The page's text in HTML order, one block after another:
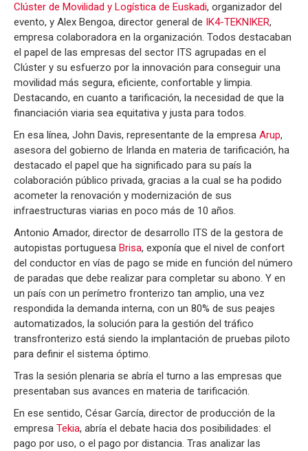
Clúster de Movilidad y Logística de Euskadi, organizador del
evento, y Alex Bengoa, director general de IK4-TEKNIKER,
empresa colaboradora en la organización. Todos destacaban
el papel de las empresas del sector ITS agrupadas en el
Clúster y su esfuerzo por la innovación para conseguir una
movilidad más segura, eficiente, confortable y limpia.
Destacando, en cuanto a tarificación, la necesidad de que la
financiación viaria sea equitativa y justa para todos.
En esa línea, John Davis, representante de la empresa Arup,
asesora del gobierno de Irlanda en materia de tarificación, ha
destacado el papel que ha significado para su país la
colaboración público privada, gracias a la cual se ha podido
acometer la renovación y modernización de sus
infraestructuras viarias en poco más de 10 años.
Antonio Amador, director de desarrollo ITS de la gestora de
autopistas portuguesa Brisa, exponía que el nivel de confort
del conductor en vías de pago se mide en función del número
de paradas que debe realizar para completar su abono. Y en
un país con un perímetro fronterizo tan amplio, una vez
respondida la demanda interna, con un 80% de sus peajes
automatizados, la solución para la gestión del tráfico
transfronterizo está siendo la implantación de pruebas piloto
para definir el sistema óptimo.
Tras la sesión plenaria se abría el turno a las empresas que
presentaban sus avances en materia de tarificación.
En ese sentido, César García, director de producción de la
empresa Tekia, abría el debate hacia dos posibilidades: el
pago por uso, o el pago por distancia. Tras analizar las